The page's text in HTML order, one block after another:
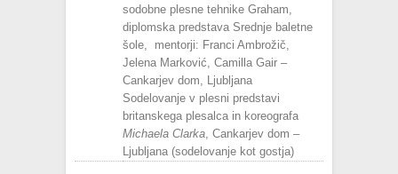
sodobne plesne tehnike Graham,
diplomska predstava Srednje baletne
šole, mentorji: Franci Ambrožič,
Jelena Marković, Camilla Gair –
Cankarjev dom, Ljubljana
Sodelovanje v plesni predstavi
britanskega plesalca in koreografa
Michaela Clarka , Cankarjev dom –
Ljubljana (sodelovanje kot gostja)